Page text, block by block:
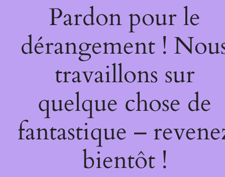
Pardon pour le
dérangement !
travaillons sur
quelque chose de
fantastique –
bientôt !